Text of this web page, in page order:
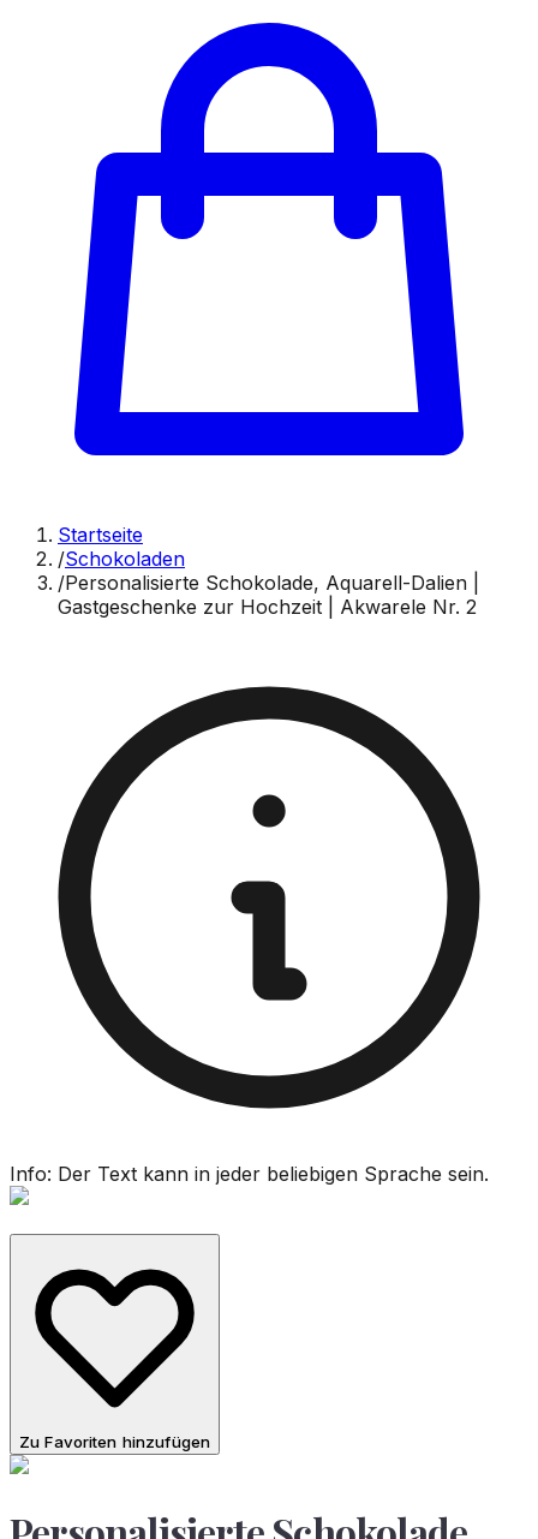
Startseite
/Schokoladen
/Personalisierte Schokolade, Aquarell-Dalien |
Gastgeschenke zur Hochzeit | Akwarele Nr. 2
Info: Der Text kann in jeder beliebigen Sprache sein.
Zu Favoriten hinzufügen